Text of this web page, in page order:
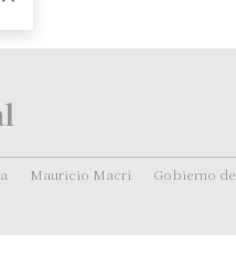
Mauricio Macri Gobierno